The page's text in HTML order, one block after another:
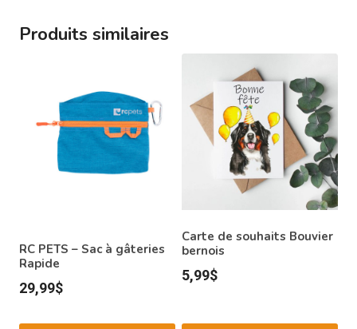
Produits similaires
RC PETS – Sac à gâteries
Rapide
29,99$
Carte de souhaits Bouvier
bernois
5,99$